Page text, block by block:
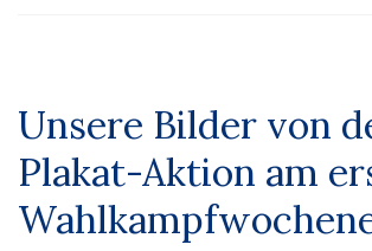
Unsere Bilder von
Plakat-Aktion am